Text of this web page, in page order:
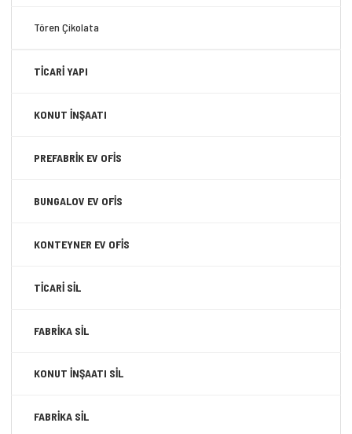
Tören Çikolata
TİCARİ YAPI
KONUT İNŞAATI
PREFABRİK EV OFİS
BUNGALOV EV OFİS
KONTEYNER EV OFİS
TİCARİ SİL
FABRİKA SİL
KONUT İNŞAATI SİL
FABRİKA SİL